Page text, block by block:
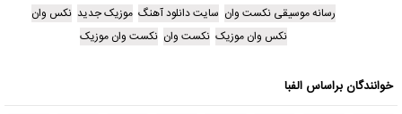
رسانه موسیقی نکست وان سایت دانلود آهنگ موزیک جدید نکس وان
نکس وان موزیک نکست وان نکست وان موزیک
خوانندگان براساس الفبا